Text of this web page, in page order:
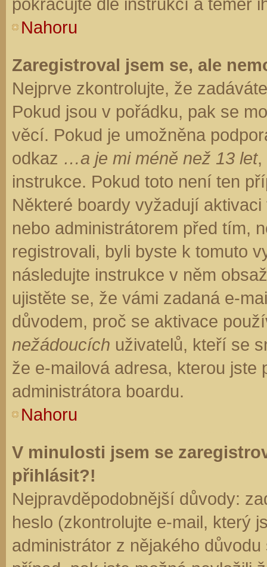
Nahoru
Zaregistroval jsem se, ale
Nejprve zkontrolujte, že
Pokud jsou v pořádku, pak se
věcí. Pokud je umožněna
odkaz …a je mi méně než 13 let,
instrukce. Pokud toto není ten
Některé boardy vyžadují
nebo administrátorem před tím,
registrovali, byli byste k tomuto
následujte instrukce v něm
ujistěte se, že vámi zadaná e-
důvodem, proč se aktivace
nežádoucích uživatelů, kteří se
že e-mailová adresa, kterou jste
administrátora boardu.
Nahoru
V minulosti jsem se
přihlásit?!
Nejpravděpodobnější důvody:
heslo (zkontrolujte e-mail, který
administrátor z nějakého